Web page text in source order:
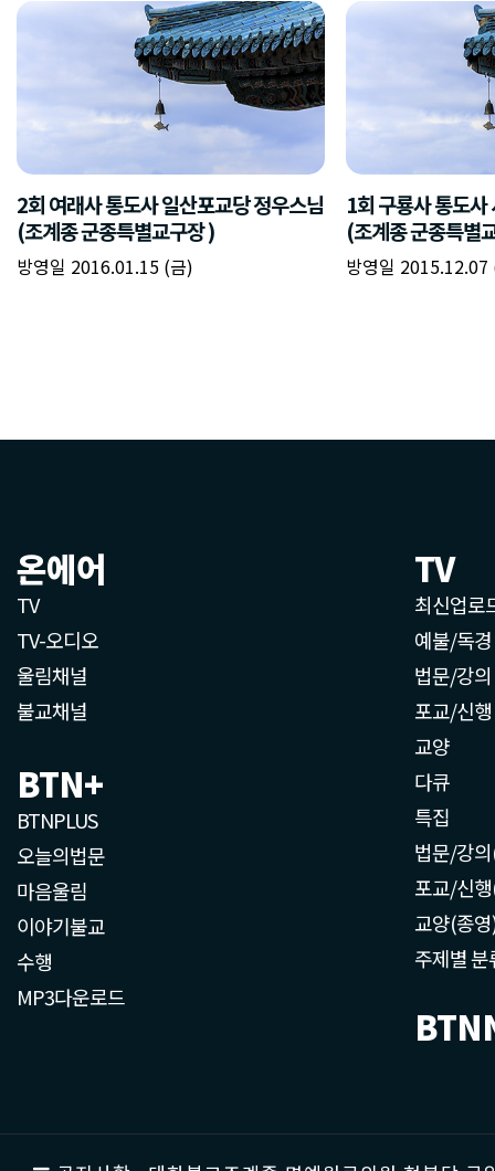
2회 여래사 통도사 일산포교당 정우스님
(조계종 군종특별교구장 )
방영일 2016.01.15 (금)
1회 구룡사 통도
(조계종 군종특별
방영일 2015.12.07
온에어
TV
TV-오디오
울림채널
불교채널
BTN+
BTNPLUS
오늘의법문
마음울림
이야기불교
수행
MP3다운로드
TV
최신업로
예불/독경
법문/강의
포교/신행
교양
다큐
특집
법문/강
포교/신
교양(종
주제별 분